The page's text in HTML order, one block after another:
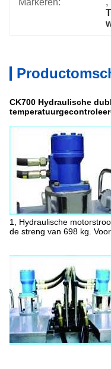
Markeren:
,
CK700 Hydraulische
1, Hydraulische
de streng van 698 kg.